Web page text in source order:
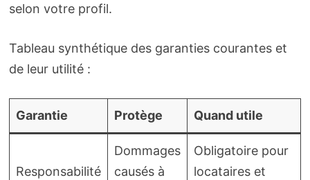
selon votre profil.
Tableau synthétique des garanties courantes et
de leur utilité :
Garantie Protège Quand utile
Responsabilité
Dommages
causés à
Obligatoire pour
locataires et